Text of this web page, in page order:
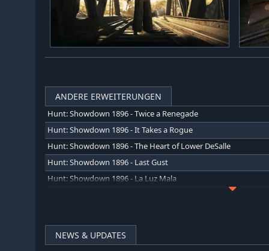
ANDERE ERWEITERUNGEN
Hunt: Showdown 1896 - Twice a Renegade
Hunt: Showdown 1896 - It Takes a Rogue
Hunt: Showdown 1896 - The Heart of Lower DeSalle
Hunt: Showdown 1896 - Last Gust
Hunt: Showdown 1896 - La Luz Mala
Hunt: Showdown 1896 - The Reckoning Son
Hunt: Showdown 1896 - Reap What You Sow
NEWS & UPDATES